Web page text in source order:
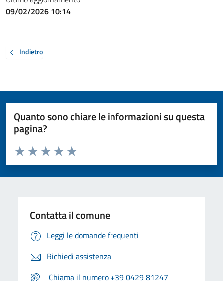
09/02/2026 10:14
Indietro
Quanto sono chiare le informazioni su questa
pagina?
Valuta da 1 a 5 stelle la pagina
Valuta 5 stelle su 5
Valuta 4 stelle su 5
Valuta 3 stelle su 5
Valuta 2 stelle su 5
Valuta 1 stelle su 5
Contatta il comune
Leggi le domande frequenti
Richiedi assistenza
Chiama il numero +39 0429 81247